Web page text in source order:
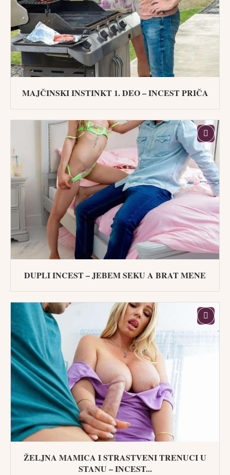
MAJČINSKI INSTINKT 1. DEO – INCEST PRIČA
DUPLI INCEST – JEBEM SEKU A BRAT MENE
ŽELJNA MAMICA I STRASTVENI TRENUCI U
STANU – INCEST...